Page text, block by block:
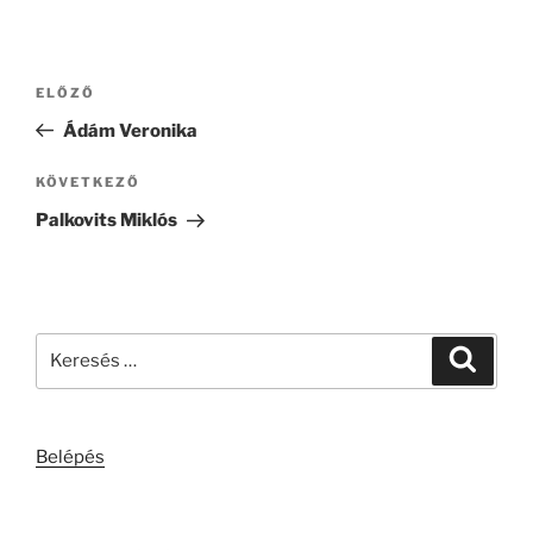
Bejegyzés
navigáció
Korábbi
bejegyzés
ELŐZŐ
Ádám Veronika
Következő
bejegyzés
KÖVETKEZŐ
Palkovits Miklós
Belépés